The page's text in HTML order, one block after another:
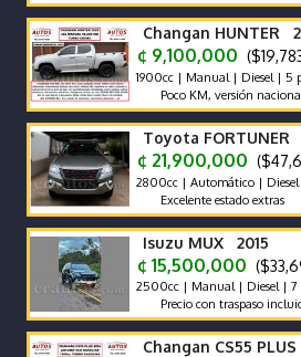
Changan HUNTER
¢ 9,100,000
1900cc | Manual | Diesel | 5
Poco KM, versión
Toyota FORTUNER
¢ 21,900,000
2800cc | Automático | Diesel
Excelente estado extras
Isuzu MUX 2015
¢ 15,500,000
2500cc | Manual | Diesel | 7
Precio con traspaso incluido
Changan CS55